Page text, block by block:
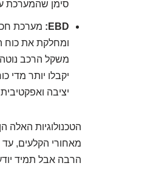
סימן שהמערכת
EBD:
מערכת
ומחלקת את כוח
יקבלו יותר מדי
יציבה
הטכנולוגיות האלה
מאחורי הקלעים,
הרבה אבל תמיד